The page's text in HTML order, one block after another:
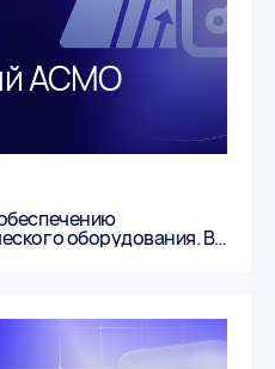
АСМО
оборудования. В